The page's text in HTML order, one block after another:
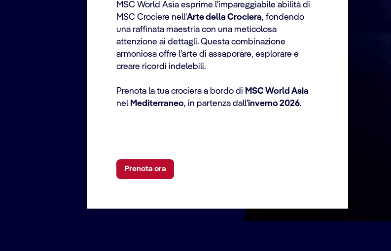
MSC World Asia esprime l'impareggiabile abilità di
MSC Crociere nell'Arte della Crociera, fondendo
una raffinata maestria con una meticolosa
attenzione ai dettagli. Questa combinazione
armoniosa offre l'arte di assaporare, esplorare e
creare ricordi indelebili.
Prenota la tua crociera a bordo di MSC World Asia
nel Mediterraneo, in partenza dall’inverno 2026.
Prenota ora